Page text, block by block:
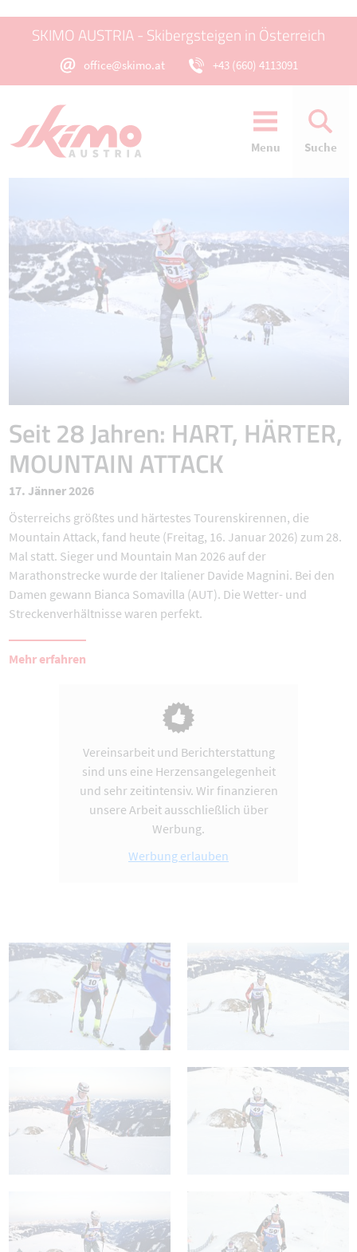
SKIMO AUSTRIA - Skibergsteigen in Österreich
office@skimo.at +43 (660) 4113091
Menu Suche
Seit 28 Jahren: HART, HÄRTER,
MOUNTAIN ATTACK
17. Jänner 2026
Österreichs größtes und härtestes Tourenskirennen, die
Mountain Attack, fand heute (Freitag, 16. Januar 2026) zum 28.
Mal statt. Sieger und Mountain Man 2026 auf der
Marathonstrecke wurde der Italiener Davide Magnini. Bei den
Damen gewann Bianca Somavilla (AUT). Die Wetter- und
Streckenverhältnisse waren perfekt.
Mehr erfahren
Vereinsarbeit und Berichterstattung
sind uns eine Herzensangelegenheit
und sehr zeitintensiv. Wir finanzieren
unsere Arbeit ausschließlich über
Werbung.
Werbung erlauben